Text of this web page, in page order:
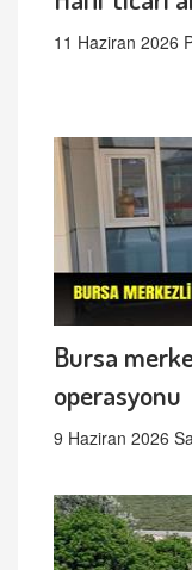
11 Haziran 2026
Bursa
operasyonu
9 Haziran 2026